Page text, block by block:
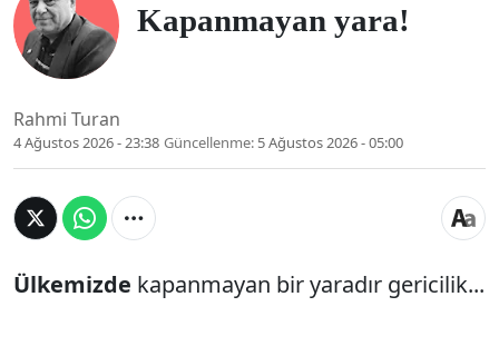
Kapanmayan yara!
Rahmi Turan
4 Ağustos 2026 - 23:38 Güncellenme: 5 Ağustos 2026 - 05:00
Ülkemizde kapanmayan bir yaradır gericilik...